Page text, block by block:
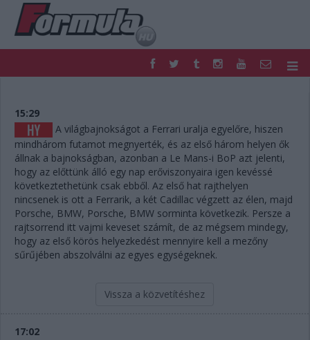
FORMULA
NEMZETKÖZI
HAZAI
RETRO
EGYÉB
PODCAST
SHOP
LIVE
TIPPJÁTÉK
DIGITÁLIS MAGAZIN
PONTÁLLÁSOK
VERSENYNAPTÁRAK
15:29
A világbajnokságot a Ferrari uralja egyelőre, hiszen
mindhárom futamot megnyerték, és az első három helyen ők
állnak a bajnokságban, azonban a Le Mans-i BoP azt jelenti,
hogy az előttünk álló egy nap erőviszonyaira igen kevéssé
következtethetünk csak ebből. Az első hat rajthelyen
nincsenek is ott a Ferrarik, a két Cadillac végzett az élen, majd
Porsche, BMW, Porsche, BMW sorminta következik. Persze a
rajtsorrend itt vajmi keveset számít, de az mégsem mindegy,
hogy az első körös helyezkedést mennyire kell a mezőny
sűrűjében abszolválni az egyes egységeknek.
Vissza a közvetítéshez
17:02